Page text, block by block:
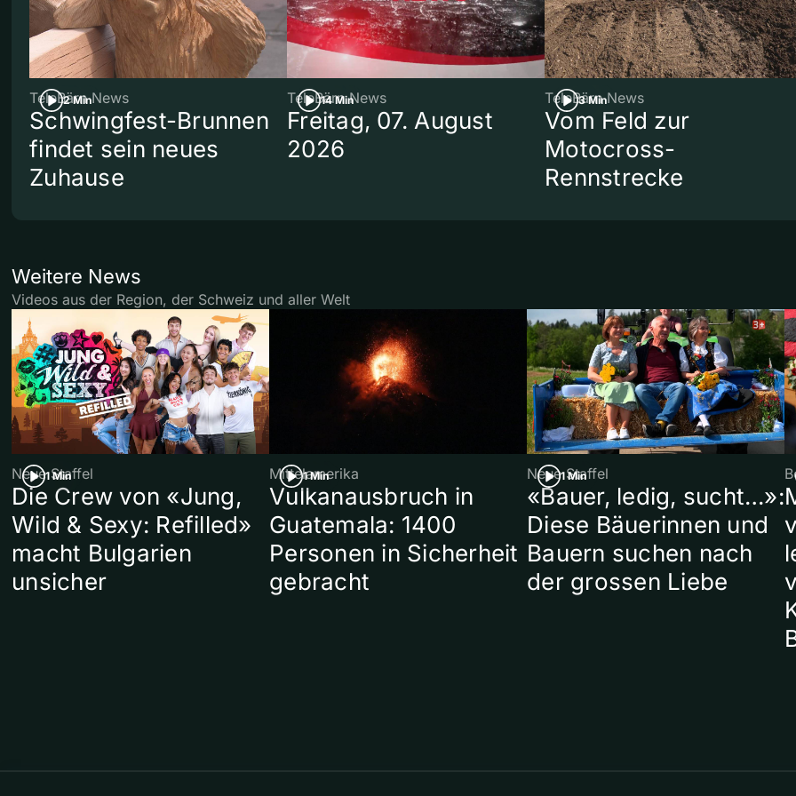
2 Min
TeleBärn News
Schwingfest-Brunnen
findet sein neues
Zuhause
14 Min
TeleBärn News
Freitag, 07. August
2026
3 Min
TeleBärn News
Vom Feld zur
Motocross-
Rennstrecke
Weitere News
Videos aus der Region, der Schweiz und aller Welt
1 Min
Neue Staffel
Die Crew von «Jung,
Wild & Sexy: Refilled»
macht Bulgarien
unsicher
1 Min
Mittelamerika
Vulkanausbruch in
Guatemala: 1400
Personen in Sicherheit
gebracht
1 Min
Neue Staffel
«Bauer, ledig, sucht…»:
Diese Bäuerinnen und
Bauern suchen nach
der grossen Liebe